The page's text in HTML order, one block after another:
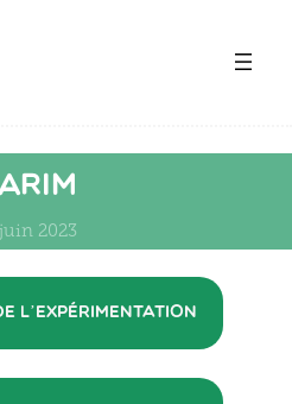
2023
l’expérimentation